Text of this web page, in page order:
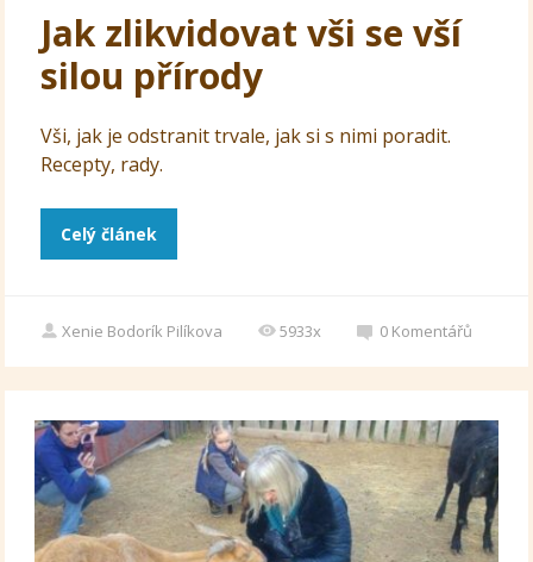
Jak zlikvidovat vši se vší
silou přírody
Vši, jak je odstranit trvale, jak si s nimi poradit.
Recepty, rady.
Celý článek
Xenie Bodorík Pilíkova 5933x 0 Komentářů